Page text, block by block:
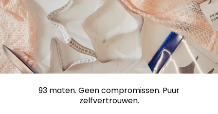
93 maten. Geen compromissen. Puur
zelfvertrouwen.